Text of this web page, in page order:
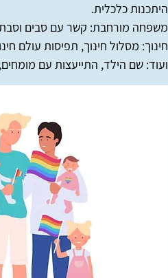
היתכנות כלכלית.
משפחה מורחבת: קשר עם סבים
חינוך: מסלול חינוך, תפיסות עולם
ועוד: שם הילד, התייעצות עם